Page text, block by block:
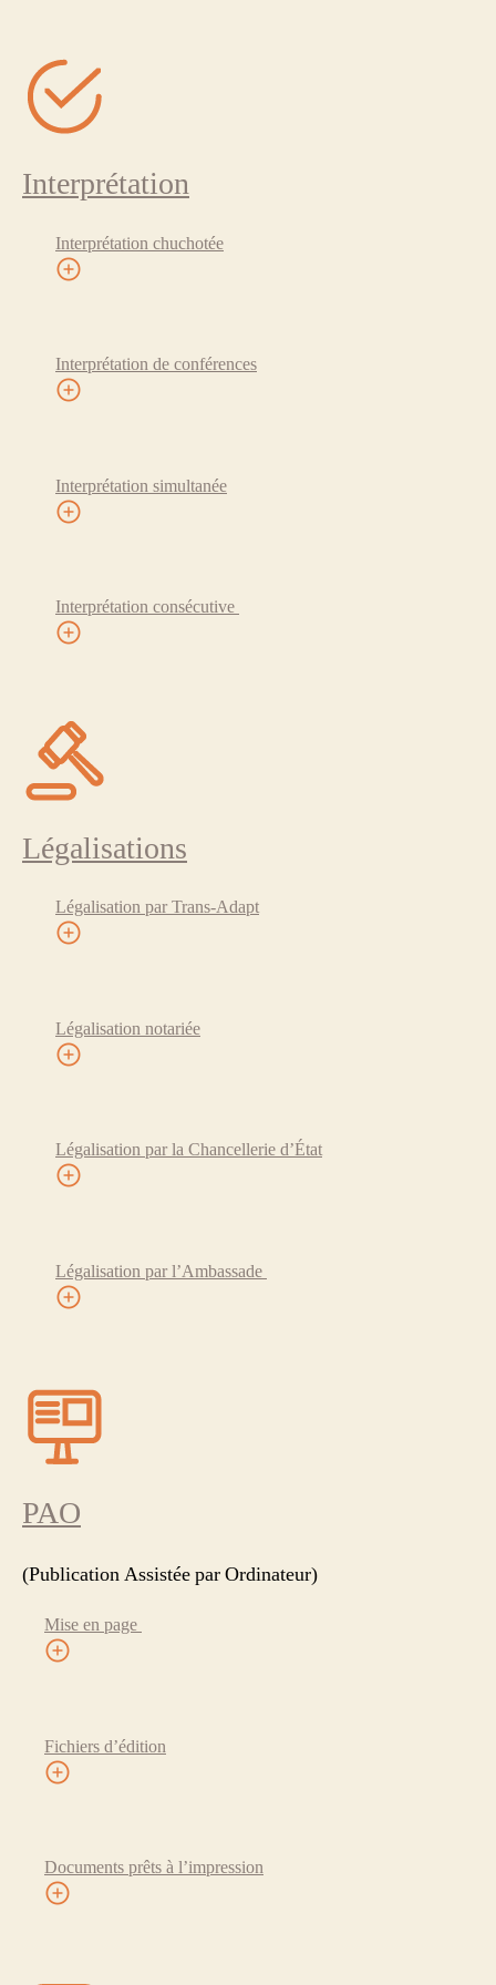
Interprétation
Interprétation chuchotée
Interprétation de conférences
Interprétation simultanée
Interprétation consécutive
Légalisations
Légalisation par Trans-Adapt
Légalisation notariée
Légalisation par la Chancellerie d’État
Légalisation par l’Ambassade
PAO
(Publication Assistée par Ordinateur)
Mise en page
Fichiers d’édition
Documents prêts à l’impression